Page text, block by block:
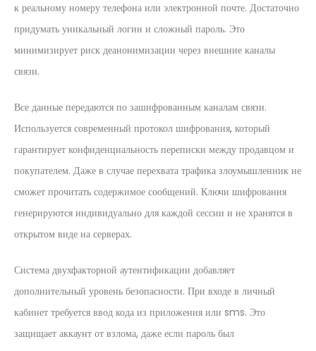
к реальному номеру телефона или электронной почте. Достаточно
придумать уникальный логин и сложный пароль. Это
минимизирует риск деанонимизации через внешние каналы
связи.
Все данные передаются по зашифрованным каналам связи.
Используется современный протокол шифрования, который
гарантирует конфиденциальность переписки между продавцом и
покупателем. Даже в случае перехвата трафика злоумышленник не
сможет прочитать содержимое сообщений. Ключи шифрования
генерируются индивидуально для каждой сессии и не хранятся в
открытом виде на серверах.
Система двухфакторной аутентификации добавляет
дополнительный уровень безопасности. При входе в личный
кабинет требуется ввод кода из приложения или sms. Это
защищает аккаунт от взлома, даже если пароль был